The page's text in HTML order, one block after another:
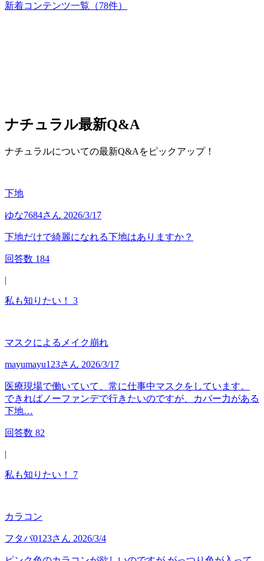
新着コンテンツ一覧 （78件）
ナチュラル最新Q&A
ナチュラルについての最新Q&Aをピックアップ！
下地
ゆな7684さん 2026/3/17
下地だけで綺麗になれる下地はありますか？
回答数 184
|
私も知りたい！ 3
マスクによるメイク崩れ
mayumayu123さん 2026/3/17
医療現場で働いていて、常に仕事中マスクをしています。
できればノーファンデで行きたいのですが、カバー力がある
下地…
回答数 82
|
私も知りたい！ 7
カラコン
フタバ0123さん 2026/3/4